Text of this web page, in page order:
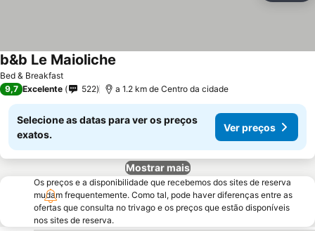
Bed & Breakfast
b&b Le Maioliche
9,7 Excelente 522 a 1.2 km de Centro da cidade
Selecione as datas para ver os preços
exatos.
Ver preços
Mostrar mais
Os preços e a disponibilidade que recebemos dos sites de reserva
mudam frequentemente. Como tal, pode haver diferenças entre as
ofertas que consulta no trivago e os preços que estão disponíveis
nos sites de reserva.